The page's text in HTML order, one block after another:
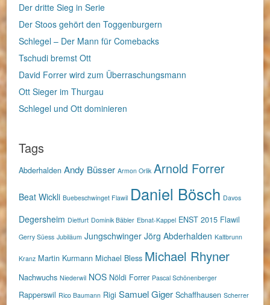
Der dritte Sieg in Serie
Der Stoos gehört den Toggenburgern
Schlegel – Der Mann für Comebacks
Tschudi bremst Ott
David Forrer wird zum Überraschungsmann
Ott Sieger im Thurgau
Schlegel und Ott dominieren
Tags
Abderhalden Andy Büsser Armon Orlik Arnold Forrer
Beat Wickli Buebeschwinget Flawil Daniel Bösch Davos
Degersheim Dietfurt Dominik Bäbler Ebnat-Kappel ENST 2015 Flawil
Gerry Süess Jubiläum Jungschwinger Jörg Abderhalden Kaltbrunn
Kranz Martin Kurmann Michael Bless Michael Rhyner
Nachwuchs Niederwil NOS Nöldi Forrer Pascal Schönenberger
Rapperswil Rico Baumann Rigi Samuel Giger Schaffhausen Scherrer